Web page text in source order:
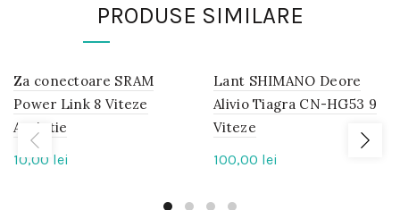
PRODUSE SIMILARE
IN
STOC
Za conectoare SRAM
Power Link 8 Viteze
Argintie
10,00 lei
IN
STOC
Lant SHIMANO Deore
Alivio Tiagra CN-HG53 9
Viteze
100,00 lei